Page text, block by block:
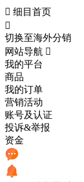
 细目首页

切换至海外分销
网站导航 
我的平台
商品
我的订单
营销活动
账号及认证
投诉&举报
资金